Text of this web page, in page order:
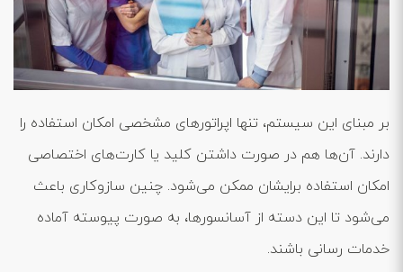
بر مبنای این سیستم، تنها اپراتورهای مشخصی امکان استفاده را
دارند. آن‌ها هم در صورت داشتن کلید یا کارت‌های اختصاصی
امکان استفاده برایشان ممکن می‌شود. چنین سازوکاری باعث
می‌شود تا این دسته از آسانسورها، به صورت پیوسته آماده
خدمات رسانی باشند.